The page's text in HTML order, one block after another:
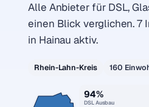
Alle Anbieter für DSL,
einen Blick verglichen. 7
in Hainau aktiv.
Rhein-Lahn-Kreis 160
94%
DSL Ausbau